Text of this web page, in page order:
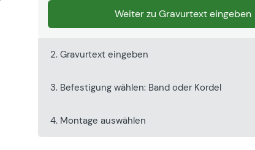
Weiter zu Gravurtext eingeben
2. Gravurtext eingeben
3. Befestigung wählen: Band oder Kordel
4. Montage auswählen